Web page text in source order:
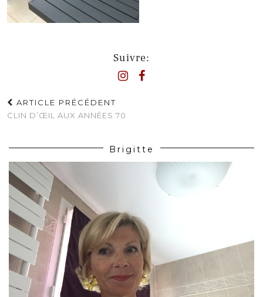
Suivre:
ARTICLE PRÉCÉDENT
CLIN D’ŒIL AUX ANNÉES 70
Brigitte